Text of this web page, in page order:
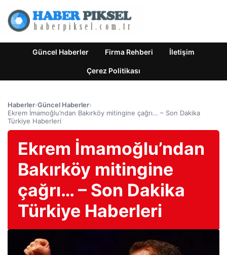
Güncel Haberler Firma Rehberi İletişim
Çerez Politikası
Haberler›Güncel Haberler›
Ekrem İmamoğlu’ndan Bakırköy mitingine çağrı… – Son Dakika
Türkiye Haberleri
Ekrem İmamoğlu’ndan
Bakırköy mitingine
çağrı… – Son Dakika
Türkiye Haberleri